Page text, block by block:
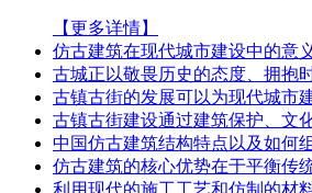
【更多详情】
仿古建筑在现代城市建设中的意义
古城正以敬畏历史的态度、拥抱
古镇古街的发展可以为现代城市
古镇古街建设通过建筑保护、文
中国仿古建筑结构特点以及如何
仿古建筑的核心优势在于平衡传